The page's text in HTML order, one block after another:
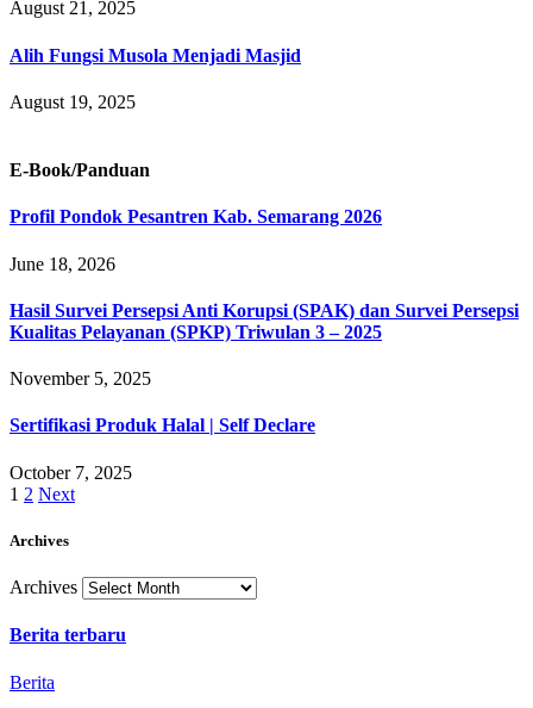
August 21, 2025
Alih Fungsi Musola Menjadi Masjid
August 19, 2025
E-Book/Panduan
Profil Pondok Pesantren Kab. Semarang 2026
June 18, 2026
Hasil Survei Persepsi Anti Korupsi (SPAK) dan Survei Persepsi
Kualitas Pelayanan (SPKP) Triwulan 3 – 2025
November 5, 2025
Sertifikasi Produk Halal | Self Declare
October 7, 2025
1 2 Next
Archives
Archives
Berita terbaru
Berita